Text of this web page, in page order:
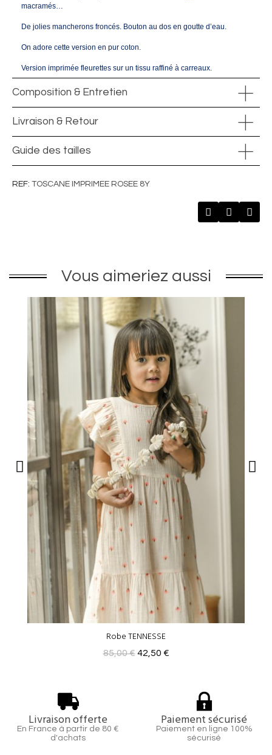
macramés…
De jolies mancherons froncés. Bouton au dos en goutte d’eau.
On adore cette version en pur coton.
Version imprimée fleurettes sur un tissu raffiné à carreaux.
Composition & Entretien
Livraison & Retour
Guide des tailles
REF TOSCANE IMPRIMEE ROSEE 8Y
Vous aimeriez aussi
Robe TENNESSE
85,00 € 42,50 €
Livraison offerte
En France à partir de 80 €
d'achats
Paiement sécurisé
Paiement en ligne 100%
sécurisé